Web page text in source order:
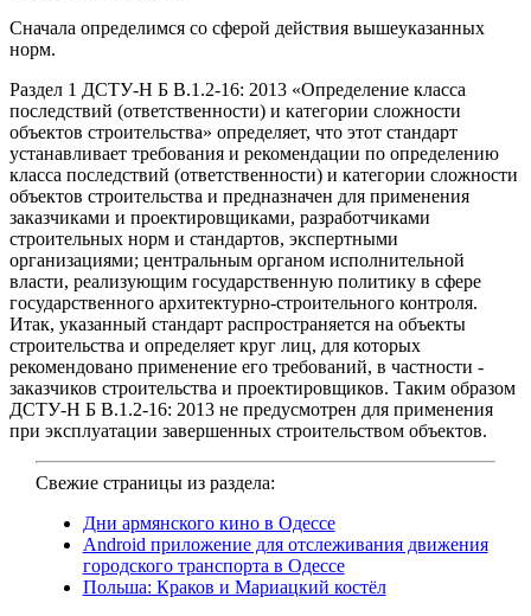
Сначала определимся со сферой действия вышеуказанных
норм.
Раздел 1 ДСТУ-Н Б В.1.2-16: 2013 «Определение класса
последствий (ответственности) и категории сложности
объектов строительства» определяет, что этот стандарт
устанавливает требования и рекомендации по определению
класса последствий (ответственности) и категории сложности
объектов строительства и предназначен для применения
заказчиками и проектировщиками, разработчиками
строительных норм и стандартов, экспертными
организациями; центральным органом исполнительной
власти, реализующим государственную политику в сфере
государственного архитектурно-строительного контроля.
Итак, указанный стандарт распространяется на объекты
строительства и определяет круг лиц, для которых
рекомендовано применение его требований, в частности -
заказчиков строительства и проектировщиков. Таким образом
ДСТУ-Н Б В.1.2-16: 2013 не предусмотрен для применения
при эксплуатации завершенных строительством объектов.
Свежие страницы из раздела:
Дни армянского кино в Одессе
Android приложение для отслеживания движения
городского транспорта в Одессе
Польша: Краков и Мариацкий костёл